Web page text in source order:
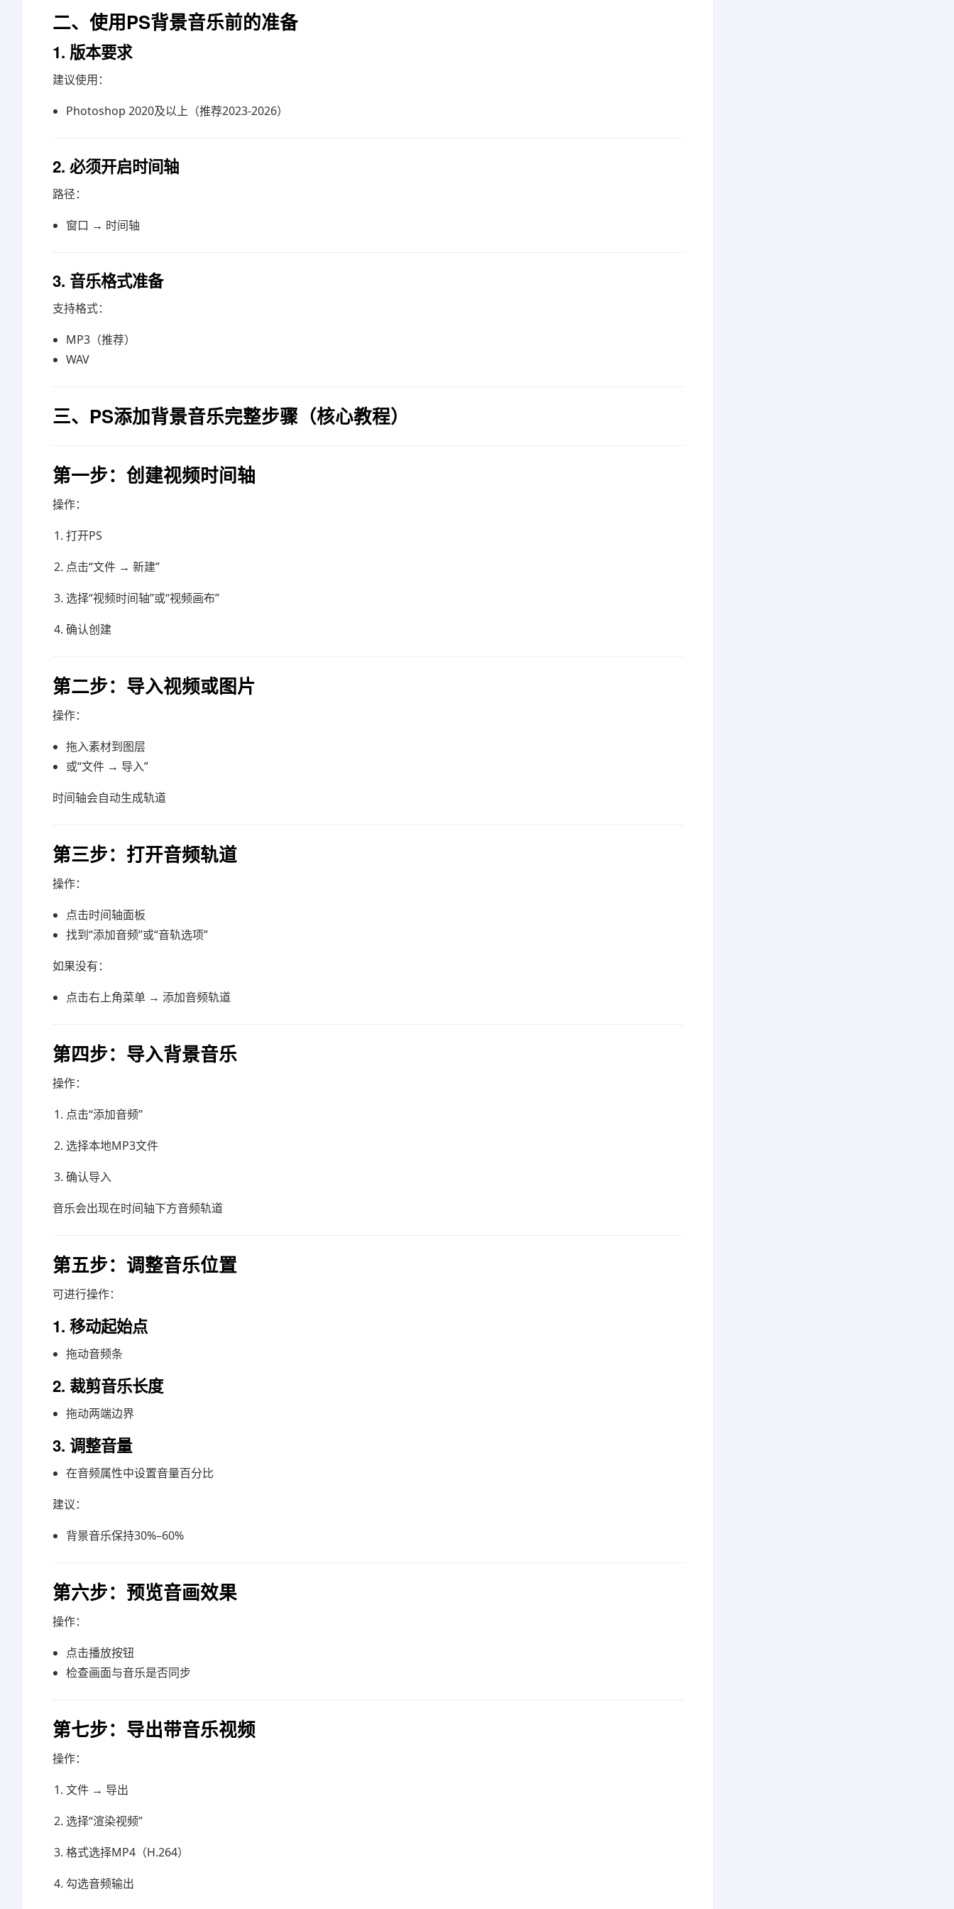
二、使用PS背景音乐前的准备
1. 版本要求
建议使用：
Photoshop 2020及以上（推荐2023-2026）
2. 必须开启时间轴
路径：
窗口 → 时间轴
3. 音乐格式准备
支持格式：
MP3（推荐）
WAV
三、PS添加背景音乐完整步骤（核心教程）
第一步：创建视频时间轴
操作：
打开PS
点击“文件 → 新建”
选择“视频时间轴”或“视频画布”
确认创建
第二步：导入视频或图片
操作：
拖入素材到图层
或“文件 → 导入”
时间轴会自动生成轨道
第三步：打开音频轨道
操作：
点击时间轴面板
找到“添加音频”或“音轨选项”
如果没有：
点击右上角菜单 → 添加音频轨道
第四步：导入背景音乐
操作：
点击“添加音频”
选择本地MP3文件
确认导入
音乐会出现在时间轴下方音频轨道
第五步：调整音乐位置
可进行操作：
1. 移动起始点
拖动音频条
2. 裁剪音乐长度
拖动两端边界
3. 调整音量
在音频属性中设置音量百分比
建议：
背景音乐保持30%–60%
第六步：预览音画效果
操作：
点击播放按钮
检查画面与音乐是否同步
第七步：导出带音乐视频
操作：
文件 → 导出
选择“渲染视频”
格式选择MP4（H.264）
勾选音频输出